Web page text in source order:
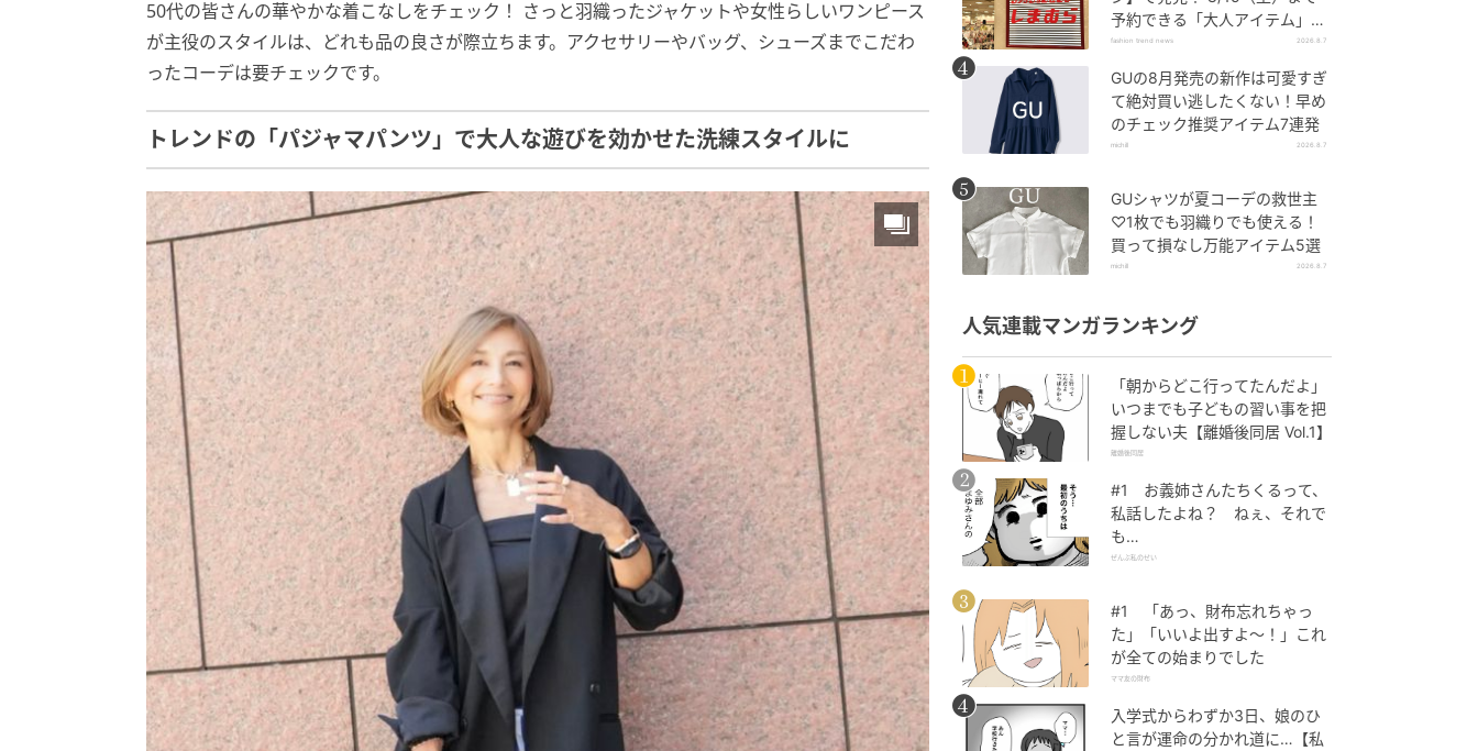
50代の皆さんの華やかな着こなしをチェック！ さっと羽織ったジャケットや女性らしいワンピース
が主役のスタイルは、どれも品の良さが際立ちます。アクセサリーやバッグ、シューズまでこだわ
ったコーデは要チェックです。
トレンドの「パジャマパンツ」で大人な遊びを効かせた洗練スタイルに
予約できる「大人アイテム」っ
て？
fashion trend news 2026.8.7
GUの8月発売の新作は可愛すぎ
て絶対買い逃したくない！早め
のチェック推奨アイテム7連発
michill 2026.8.7
GUシャツが夏コーデの救世主
♡1枚でも羽織りでも使える！
買って損なし万能アイテム5選
michill 2026.8.7
人気連載マンガランキング
「朝からどこ行ってたんだよ」
いつまでも子どもの習い事を把
握しない夫【離婚後同居 Vol.1】
離婚後同居
#1 お義姉さんたちくるって、
私話したよね？ ねぇ、それで
も…
ぜんぶ私のせい
#1 「あっ、財布忘れちゃっ
た」「いいよ出すよ〜！」これ
が全ての始まりでした
ママ友の財布
入学式からわずか3日、娘のひ
と言が運命の分かれ道に…【私